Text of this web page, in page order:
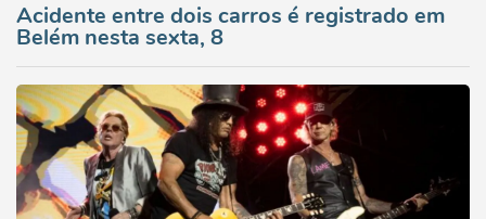
Acidente entre dois carros é registrado em
Belém nesta sexta, 8